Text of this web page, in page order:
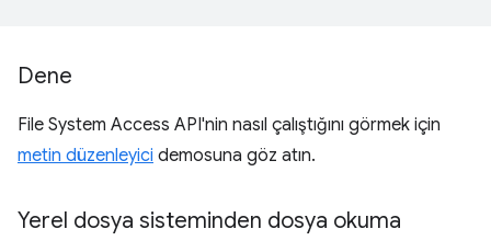
Dene
File System Access API'nin nasıl çalıştığını görmek için
metin düzenleyici demosuna göz atın.
Yerel dosya sisteminden dosya okuma